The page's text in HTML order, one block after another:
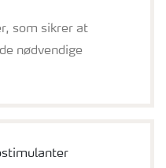
som sikrer at
nødvendige